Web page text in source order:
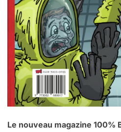
Le nouveau magazine 100%